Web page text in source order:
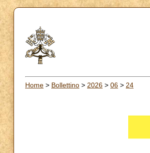
Home > Bollettino > 2026 > 06 > 24